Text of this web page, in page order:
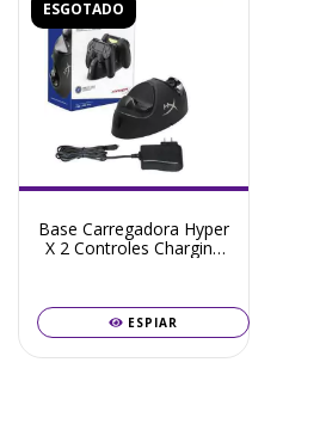
ESGOTADO
Base Carregadora Hyper
X 2 Controles Charging
ESPIAR